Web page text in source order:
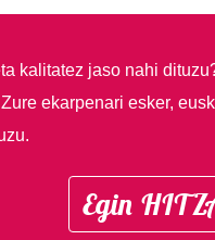
kalitatez jaso nahi
Zure ekarpenari esker,
Egin